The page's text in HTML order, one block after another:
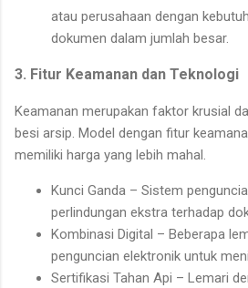
atau perusahaan dengan
dokumen dalam jumlah besar.
3. Fitur Keamanan dan Teknologi
Keamanan merupakan faktor krusial
besi arsip. Model dengan fitur
memiliki harga yang lebih mahal.
Kunci Ganda – Sistem
perlindungan ekstra terhadap
Kombinasi Digital – Beberapa
penguncian elektronik untuk
Sertifikasi Tahan Api – Lemari